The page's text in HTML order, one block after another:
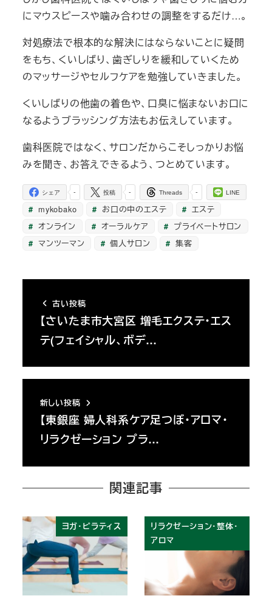
にマウスピースや噛み合わせの調整をするだけ…。
対処療法で根本的な解決にはならないことに疑問
をもち、くいしばり、歯ぎしりを緩和していくため
のマッサージやセルフケアを勉強していきました。
くいしばりの他歯の着色や、口臭に悩まないお口に
なるようブラッシング方法もお伝えしています。
歯科医院ではなく、サロンだからこそしっかりお悩
みを聞き、お答えできるよう、つとめています。
-
シェア -
投稿 -
Threads LINE
mykobako お口の中のエステ
エステ
オンライン
オーラルケア
プライベートサロン
マンツーマン
個人サロン 集客
古い投稿
【さいたま市大宮区 増毛エクステ・エス
テ(フェイシャル、ボデ…
新しい投稿
【東銀座 婦人科系ケア足つぼ・アロマ・
リラクゼーション プラ…
関連記事
ヨガ・ピラティス
リラクゼーション・整体・
アロマ